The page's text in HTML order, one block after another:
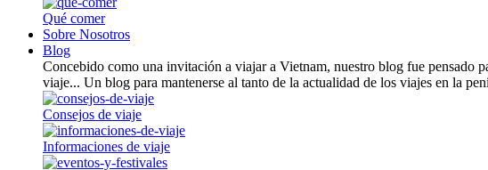
Qué comer
Sobre Nosotros
Blog
Concebido como una invitación a viajar a Vietnam, nuestro blog fue pensado
viaje... Un blog para mantenerse al tanto de la actualidad de los viajes en la
Consejos de viaje
Informaciones de viaje